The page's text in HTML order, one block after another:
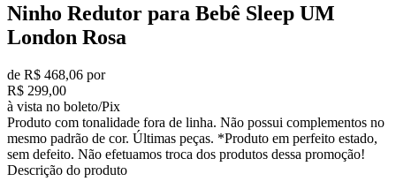
Ninho Redutor para Bebê Sleep UM
London Rosa
de R$ 468,06 por
R$ 299,00
à vista no boleto/Pix
Produto com tonalidade fora de linha. Não possui complementos no
mesmo padrão de cor. Últimas peças. *Produto em perfeito estado,
sem defeito. Não efetuamos troca dos produtos dessa promoção!
Descrição do produto